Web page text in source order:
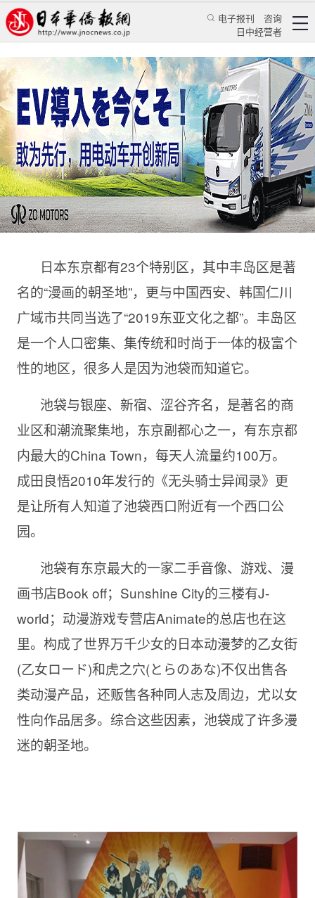
电子报刊
咨询
日中经营者
华人企业助池袋再添漫迷朝圣地 常磐庄重现昔日
辉煌
乔聚 华人新闻 文化风采
日本新华侨报 2020/3/2 11:09:29
日本东京都有23个特别区，其中丰岛区是著
名的“漫画的朝圣地”，更与中国西安、韩国仁川
广域市共同当选了“2019东亚文化之都”。丰岛区
是一个人口密集、集传统和时尚于一体的极富个
性的地区，很多人是因为池袋而知道它。
池袋与银座、新宿、涩谷齐名，是著名的商
业区和潮流聚集地，东京副都心之一，有东京都
内最大的China Town，每天人流量约100万。
成田良悟2010年发行的《无头骑士异闻录》更
是让所有人知道了池袋西口附近有一个西口公
园。
池袋有东京最大的一家二手音像、游戏、漫
画书店Book off；Sunshine City的三楼有J-
world；动漫游戏专营店Animate的总店也在这
里。构成了世界万千少女的日本动漫梦的乙女街
(乙女ロード)和虎之穴(とらのあな)不仅出售各
类动漫产品，还贩售各种同人志及周边，尤以女
性向作品居多。综合这些因素， 池袋成了许多漫
迷的朝圣地。